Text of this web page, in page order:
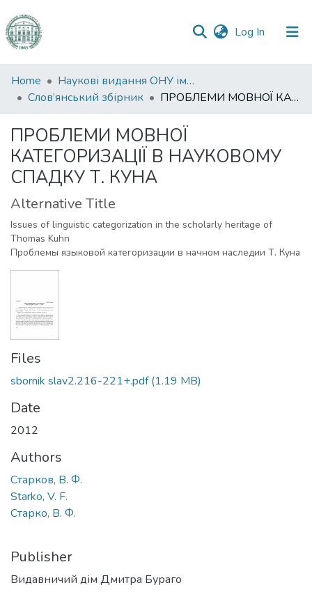
Log In (current)
Communities
&
All of DSpace
Statistics
Home
Наукові видання ОНУ імені І. І. Мечникова
Слов’янський збірник
ПРОБЛЕМИ МОВНОЇ КАТЕГОРИЗАЦІЇ В НАУКОВОМУ СПАДКУ Т. КУНА
ПРОБЛЕМИ МОВНОЇ
КАТЕГОРИЗАЦІЇ В НАУКОВОМУ
СПАДКУ Т. КУНА
Alternative Title
Issues of linguistic categorization in the scholarly heritage of
Thomas Kuhn
Проблемы языковой категоризации в начном наследии Т. Куна
Files
sbornik slav2.216-221+.pdf(1.19 MB)
Date
2012
Authors
Старков, В. Ф.
Starko, V. F.
Старко, В. Ф.
Publisher
Видавничий дім Дмитра Бураго